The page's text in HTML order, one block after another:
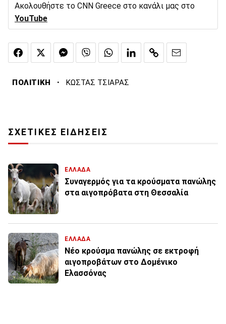
Ακολουθήστε το CNN Greece στο κανάλι μας στο
YouTube
ΠΟΛΙΤΙΚΗ · ΚΩΣΤΑΣ ΤΣΙΑΡΑΣ
ΣΧΕΤΙΚΕΣ ΕΙΔΗΣΕΙΣ
ΕΛΛΑΔΑ
Συναγερμός για τα κρούσματα πανώλης
στα αιγοπρόβατα στη Θεσσαλία
ΕΛΛΑΔΑ
Νέο κρούσμα πανώλης σε εκτροφή
αιγοπροβάτων στο Δομένικο
Ελασσόνας